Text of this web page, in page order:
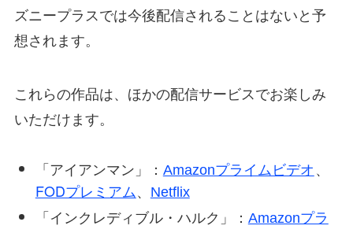
ズニープラスでは今後配信されることはないと予
想されます。
これらの作品は、ほかの配信サービスでお楽しみ
いただけます。
「アイアンマン」： Amazonプライムビデオ 、
FODプレミアム、 Netflix
「インクレディブル・ハルク」： Amazonプラ